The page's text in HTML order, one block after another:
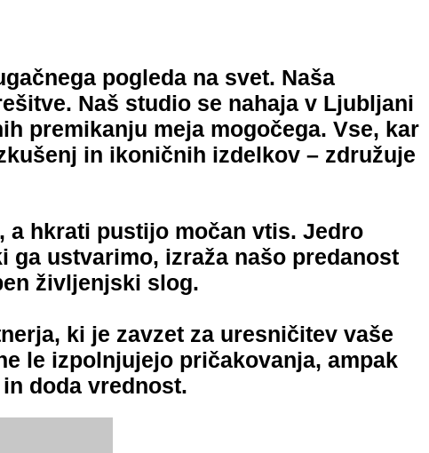
pogleda na svet. Naša
Naš studio se nahaja v Ljubljani
premikanju meja mogočega. Vse, kar
in ikoničnih izdelkov – združuje
a hkrati pustijo močan vtis. Jedro
ga ustvarimo, izraža našo predanost
življenjski slog.
ki je zavzet za uresničitev vaše
le izpolnjujejo pričakovanja, ampak
doda vrednost.